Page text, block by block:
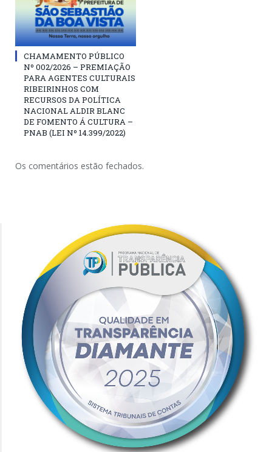
CHAMAMENTO PÚBLICO
Nº 002/2026 – PREMIAÇÃO
PARA AGENTES CULTURAIS
RIBEIRINHOS COM
RECURSOS DA POLÍTICA
NACIONAL ALDIR BLANC
DE FOMENTO Á CULTURA –
PNAB (LEI Nº 14.399/2022)
Os comentários estão fechados.